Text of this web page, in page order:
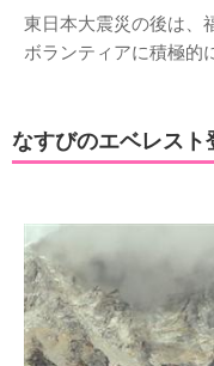
東日本大震災の後は、
ボランティアに積極的
なすびのエベレスト